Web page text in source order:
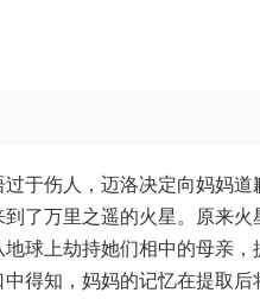
于伤人，迈洛决定向妈妈
了万里之遥的火星。原来
球上劫持她们相中的母亲
得知，妈妈的记忆在提取